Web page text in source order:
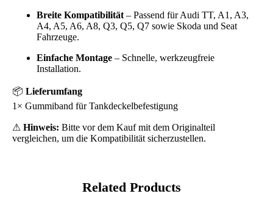
Breite Kompatibilität – Passend für Audi TT, A1, A3,
A4, A5, A6, A8, Q3, Q5, Q7 sowie Skoda und Seat
Fahrzeuge.
Einfache Montage – Schnelle, werkzeugfreie
Installation.
📦 Lieferumfang
1× Gummiband für Tankdeckelbefestigung
⚠ Hinweis: Bitte vor dem Kauf mit dem Originalteil
vergleichen, um die Kompatibilität sicherzustellen.
Related Products